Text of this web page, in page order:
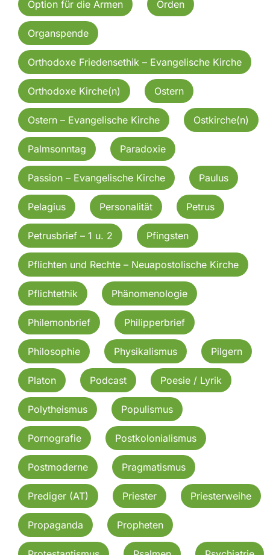
Option für die Armen Orden
Organspende
Orthodoxe Friedensethik – Evangelische Kirche
Orthodoxe Kirche(n) Ostern
Ostern – Evangelische Kirche Ostkirche(n)
Palmsonntag Paradoxie
Passion – Evangelische Kirche Paulus
Pelagius Personalität Petrus
Petrusbrief – 1 u. 2 Pfingsten
Pflichten und Rechte – Neuapostolische Kirche
Pflichtethik Phänomenologie
Philemonbrief Philipperbrief
Philosophie Physikalismus Pilgern
Platon Podcast Poesie / Lyrik
Polytheismus Populismus
Pornografie Postkolonialismus
Postmoderne Pragmatismus
Prediger (AT) Priester Priesterweihe
Propaganda Propheten